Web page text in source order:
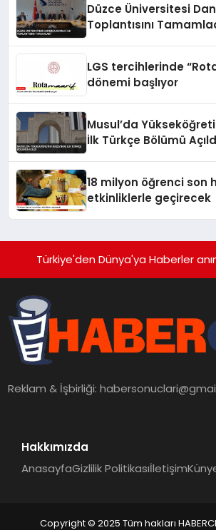
Düzce Üniversitesi
Toplantısını
LGS tercihlerinde
dönemi başlıyor
Musul’da
İlk Türkçe Bölümü
18 milyon öğrenci son
etkinliklerle geçirecek
Türkiye'den Dünya'ya Haberler
Reklam & İşbirliği:
Hakkımızda
AnasayfaGizlilik Politikasıİletişim
Copyright © 2025 Tüm hakları